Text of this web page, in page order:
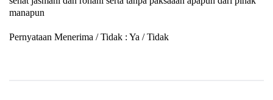
manapun
Pernyataan Menerima / Tidak : Ya / Tidak